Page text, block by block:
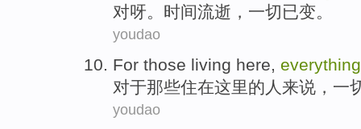
对呀。 时间流逝 ， 一切已变。
youdao
For those living here, everything
对于那些住在这里的人来说， 一
youdao